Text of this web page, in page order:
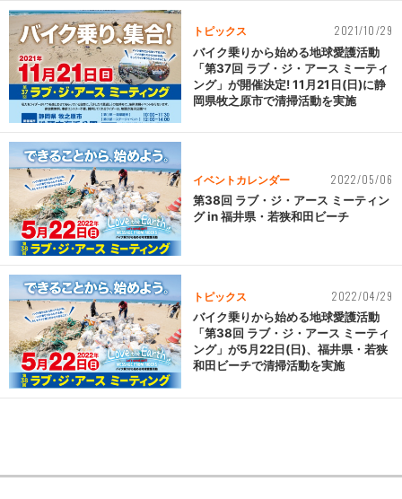
トピックス 2021/10/29
バイク乗りから始める地球愛護活動
「第37回 ラブ・ジ・アース ミーティ
ング」が開催決定! 11月21日(日)に静
岡県牧之原市で清掃活動を実施
イベントカレンダー 2022/05/06
第38回 ラブ・ジ・アース ミーティン
グ in 福井県・若狭和田ビーチ
トピックス 2022/04/29
バイク乗りから始める地球愛護活動
「第38回 ラブ・ジ・アース ミーティ
ング」が5月22日(日)、福井県・若狭
和田ビーチで清掃活動を実施